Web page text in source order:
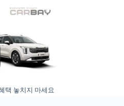
택 놓치지 마세요